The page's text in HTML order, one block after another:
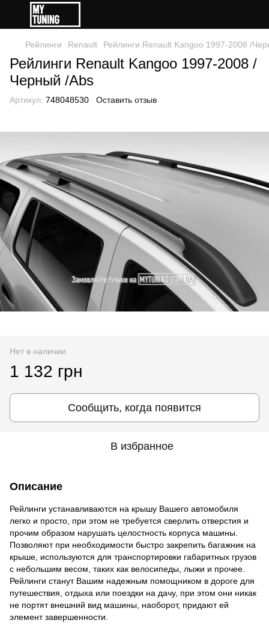
Рейлинги Renault Рейлинги Renault Kangoo 1997-2008 /
Рейлинги Renault Kangoo 1997-2008 /
Черный /Abs
Артикул: 748048530 Оставить отзыв
Нет в наличии
1 132 грн
Сообщить, когда появится
В избранное
Описание
Рейлинги устанавливаются на крышу Вашего автомобиля
легко и просто, при этом не требуется сверлить отверстия и
прочим образом нарушать целостность корпуса машины.
Позволяют при необходимости быстро закрепить багажник на
крыше, используются для транспортировки габаритных грузов
с небольшим весом, таких как велосипеды, лыжи и прочее.
Рейлинги станут Вашим надежным помощником в дороге для
путешествия, отдыха или поездки на дачу, при этом они никак
не портят внешний вид машины, наоборот, придают ей
элемент завершенности.